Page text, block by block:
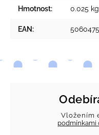
Hmotnost: 0.025 kg
EAN:
Vložením
podmínkami